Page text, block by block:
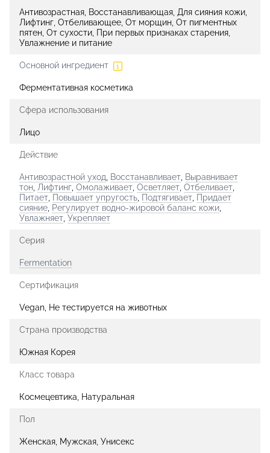
Антивозрастная, Восстанавливающая, Для сияния кожи,
Лифтинг, Отбеливающее, От морщин, От пигментных
пятен, От сухости, При первых признаках старения,
Увлажнение и питание
Основной ингредиент
Ферментативная косметика
Сфера использования
Лицо
Действие
Антивозрастной уход, Восстанавливает, Выравнивает
тон, Лифтинг, Омолаживает, Осветляет, Отбеливает,
Питает, Повышает упругость, Подтягивает, Придает
сияние, Регулирует водно-жировой баланс кожи,
Увлажняет, Укрепляет
Серия
Fermentation
Сертификация
Vegan, Не тестируется на животных
Страна производства
Южная Корея
Класс товара
Космецевтика, Натуральная
Пол
Женская, Мужская, Унисекс